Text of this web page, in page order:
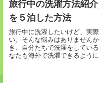
旅行中の洗濯方法紹
を５泊した方法
旅行中に洗濯したいけど、実
い。そんな悩みはありません
き、自分たちで洗濯をしてい
なたも海外で洗濯できるように